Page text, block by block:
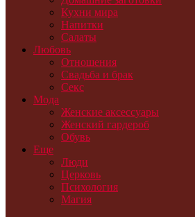
Кухни мира
Напитки
Салаты
Любовь
Отношения
Свадьба и брак
Секс
Мода
Женские аксессуары
Женский гардероб
Обувь
Еще
Люди
Церковь
Психология
Магия